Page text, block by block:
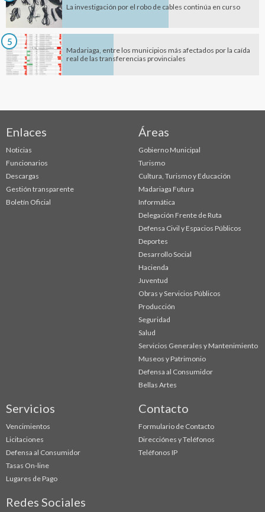
La investigación por el robo de cables continúa en curso
5
Madariaga, entre los municipios más afectados por la caída
real de las transferencias provinciales
Enlaces
Noticias
Funcionarios
Descargas
Gestión transparente
Boletín Oficial
Áreas
Gobierno Municipal
Turismo
Cultura, Turismo y Educación
Madariaga Futura
Informática
Delegación Frente de Ruta
Defensa Civil y Espacios Públicos
Deportes
Desarrollo Social
Hacienda
Juventud
Obras y Servicios Públicos
Producción
Seguridad
Salud
Servicios Generales y Mantenimiento
Museos y Patrimonio
Defensa al Consumidor
Bellas Artes
Servicios
Vencimientos
Licitaciones
Defensa al Consumidor
Tasas On-line
Lugares de Pago
Contacto
Formulario de Contacto
Direcciónes y Teléfonos
Teléfonos IP
Redes Sociales